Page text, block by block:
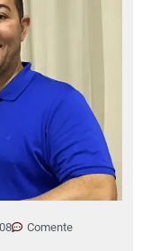
Comente